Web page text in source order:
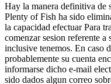
Hay la manera definitiva de
Plenty of Fish ha sido
la capacidad efectuar Para
comenzar sesion referente a
inclusive tenemos. En caso
probablemente su cuenta
informarse dicho e-mail
sido dados algun correo